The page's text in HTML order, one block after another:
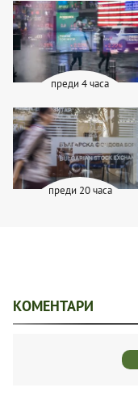
преди 4 часа
преди 20 часа
КОМЕНТАРИ